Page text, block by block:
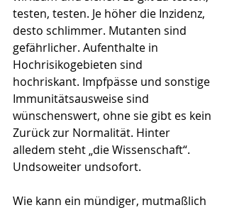
testen, testen. Je höher die Inzidenz,
desto schlimmer. Mutanten sind
gefährlicher. Aufenthalte in
Hochrisikogebieten sind
hochriskant. Impfpässe und sonstige
Immunitätsausweise sind
wünschenswert, ohne sie gibt es kein
Zurück zur Normalität. Hinter
alledem steht „die Wissenschaft“.
Undsoweiter undsofort.
Wie kann ein mündiger, mutmaßlich